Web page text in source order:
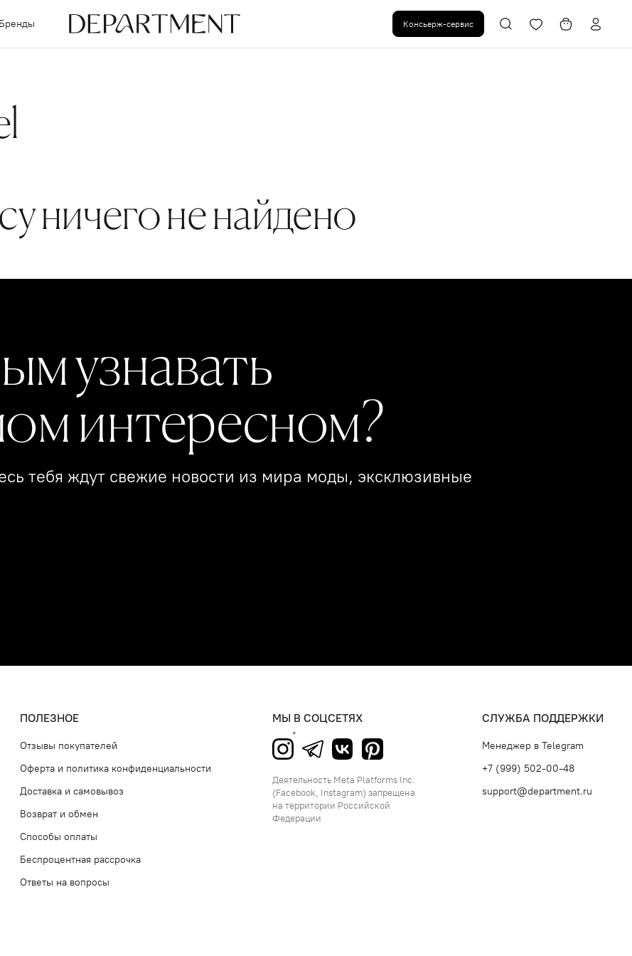
Бренды Консьерж-сервис
ничего не найдено
узнавать
интересном?
тебя ждут свежие новости из мира моды, эксклюзивные
ПОЛЕЗНОЕ
Отзывы покупателей
Оферта и политика конфиденциальности
Доставка и самовывоз
Возврат и обмен
Способы оплаты
Беспроцентная рассрочка
Ответы на вопросы
МЫ В СОЦСЕТЯХ
Деятельность Meta Platforms Inc.
(Facebook, Instagram) запрещена
на территории Российской
Федерации
СЛУЖБА ПОДДЕРЖКИ
Менеджер в Telegram
+7 (999) 502-00-48
support@department.ru